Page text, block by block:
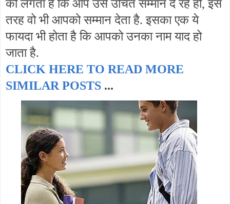
को लगता है कि आप उसे उचित सम्मान दे रहे हो, इस
तरह वो भी आपको सम्मान देता है. इसका एक ये
फायदा भी होता है कि आपको उनका नाम याद हो
जाता है.
CLICK HERE TO READ MORE
SIMILAR POSTS ...